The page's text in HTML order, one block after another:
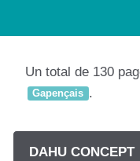
Un total de 130
Gapençais .
DAHU CONCEPT